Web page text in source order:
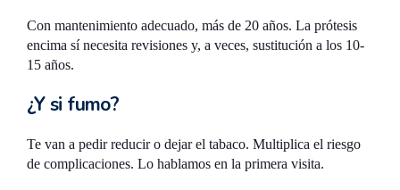
Con mantenimiento adecuado, más de 20 años. La prótesis
encima sí necesita revisiones y, a veces, sustitución a los 10-
15 años.
¿Y si fumo?
Te van a pedir reducir o dejar el tabaco. Multiplica el riesgo
de complicaciones. Lo hablamos en la primera visita.